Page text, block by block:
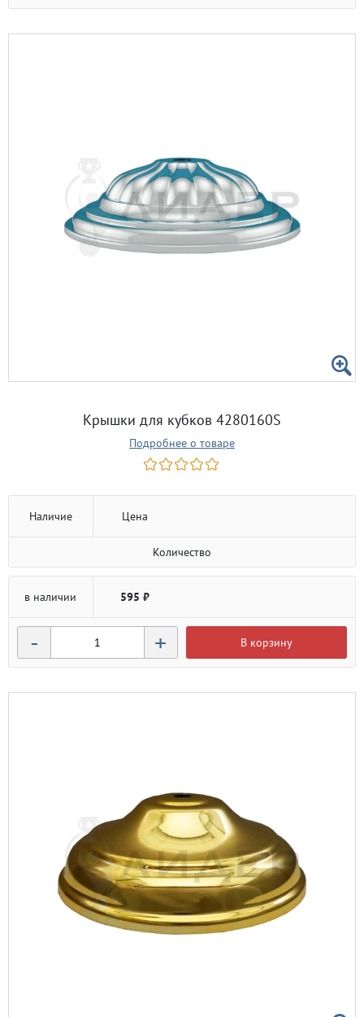
Крышки для кубков 4280160S
Подробнее о товаре
Наличие Цена
Количество
в наличии 595 ₽
- + В корзину